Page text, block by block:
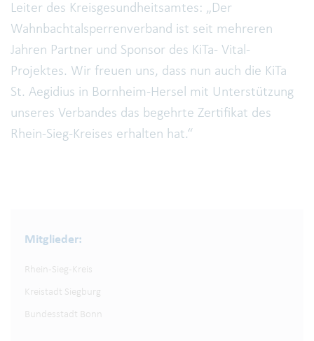
Leiter des Kreisgesundheitsamtes: „Der
Wahnbachtalsperrenverband ist seit mehreren
Jahren Partner und Sponsor des KiTa- Vital-
Projektes. Wir freuen uns, dass nun auch die KiTa
St. Aegidius in Bornheim-Hersel mit Unterstützung
unseres Verbandes das begehrte Zertifikat des
Rhein-Sieg-Kreises erhalten hat.“
Mitglieder:
Rhein-Sieg-Kreis
Kreistadt Siegburg
Bundesstadt Bonn